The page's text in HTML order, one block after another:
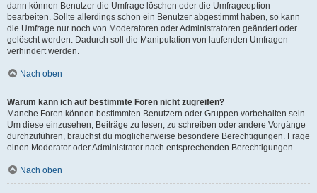
dann können Benutzer die Umfrage löschen oder die Umfrageoption
bearbeiten. Sollte allerdings schon ein Benutzer abgestimmt haben, so kann
die Umfrage nur noch von Moderatoren oder Administratoren geändert oder
gelöscht werden. Dadurch soll die Manipulation von laufenden Umfragen
verhindert werden.
Nach oben
Warum kann ich auf bestimmte Foren nicht zugreifen?
Manche Foren können bestimmten Benutzern oder Gruppen vorbehalten sein.
Um diese einzusehen, Beiträge zu lesen, zu schreiben oder andere Vorgänge
durchzuführen, brauchst du möglicherweise besondere Berechtigungen. Frage
einen Moderator oder Administrator nach entsprechenden Berechtigungen.
Nach oben